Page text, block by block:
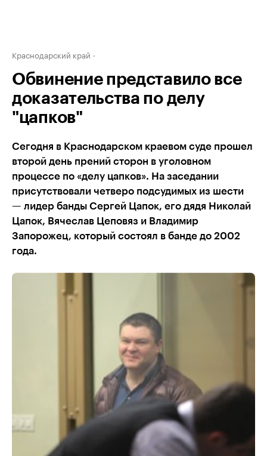
Краснодарский край
Обвинение представило все
доказательства по делу
"цапков"
Сегодня в Краснодарском краевом суде прошел
второй день прений сторон в уголовном
процессе по «делу цапков». На заседании
присутствовали четверо подсудимых из шести
— лидер банды Сергей Цапок, его дядя Николай
Цапок, Вячеслав Цеповяз и Владимир
Запорожец, который состоял в банде до 2002
года.